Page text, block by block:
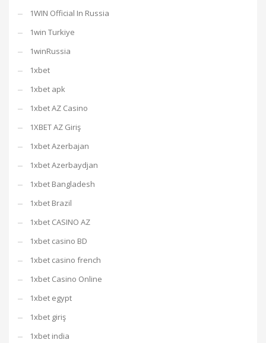
1WIN Official In Russia
1win Turkiye
1winRussia
1xbet
1xbet apk
1xbet AZ Casino
1XBET AZ Giriş
1xbet Azerbajan
1xbet Azerbaydjan
1xbet Bangladesh
1xbet Brazil
1xbet CASINO AZ
1xbet casino BD
1xbet casino french
1xbet Casino Online
1xbet egypt
1xbet giriş
1xbet india